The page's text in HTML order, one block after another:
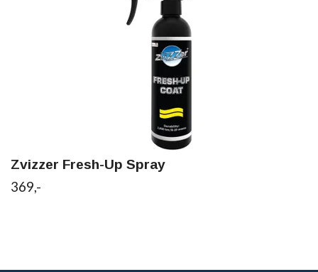
Zvizzer Fresh-Up Spray
369,-